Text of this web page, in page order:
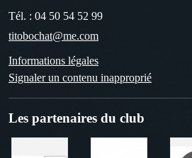
Tél. : 04 50 54 52 99
titobochat@me.com
Informations légales
Signaler un contenu inapproprié
Les partenaires du club